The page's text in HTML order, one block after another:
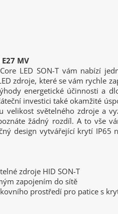
MV
LED SON-T vám nabízí
zdroje, které se vám rychle
energetické účinnosti a
investici také okamžité
světelného zdroje a
žádný rozdíl. A to vše
design vytvářející krytí IP65
zdroje HID SON-T
zapojením do sítě
prostředí pro patice s